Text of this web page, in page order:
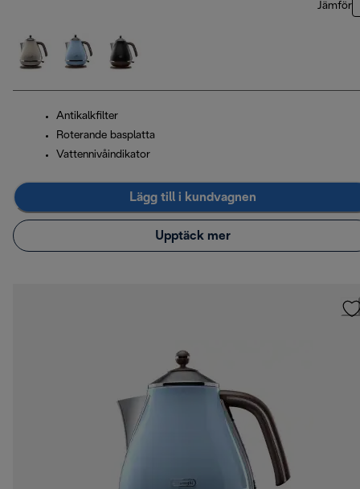
Jämför
Antikalkfilter
Roterande basplatta
Vattennivåindikator
Lägg till i kundvagnen
Upptäck mer